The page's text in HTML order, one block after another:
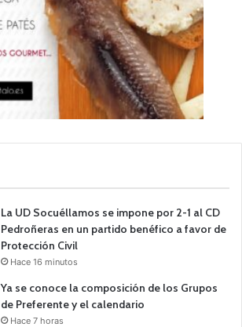
La UD Socuéllamos se impone por 2-1 al CD
Pedroñeras en un partido benéfico a favor de
Protección Civil
Hace 16 minutos
Ya se conoce la composición de los Grupos
de Preferente y el calendario
Hace 7 horas